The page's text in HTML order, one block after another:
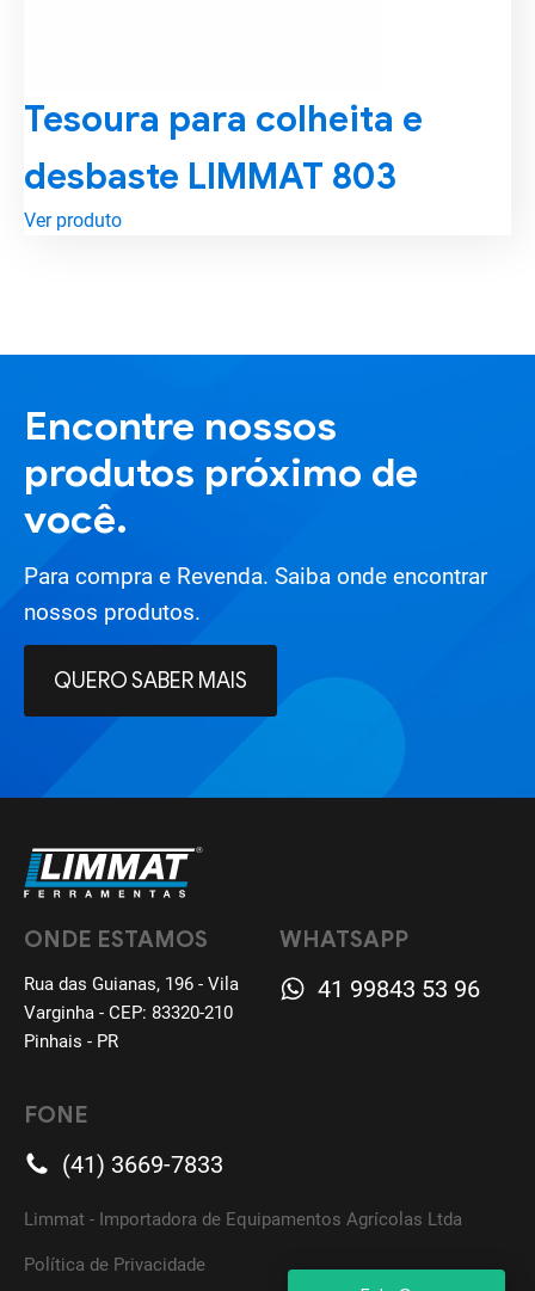
Tesoura para colheita e
desbaste LIMMAT 803
Ver produto
Encontre nossos
produtos próximo de
você.
Para compra e Revenda. Saiba onde encontrar
nossos produtos.
QUERO SABER MAIS
ONDE ESTAMOS
Rua das Guianas, 196 - Vila
Varginha - CEP: 83320-210
Pinhais - PR
WHATSAPP
41 99843 53 96
FONE
(41) 3669-7833
Limmat - Importadora de Equipamentos Agrícolas Ltda
Política de Privacidade